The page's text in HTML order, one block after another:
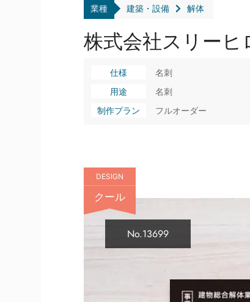
業種 建築・設備 解体
株式会社スリーヒ
仕様
名刺
用途
名刺
制作プラン
フルオーダー
DESIGN
クール
No.13699